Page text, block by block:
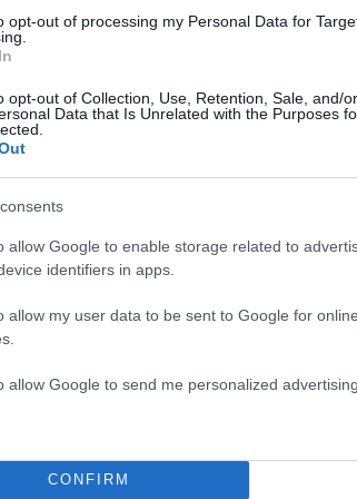
opt-out of processing my Personal Data for
opt-out of Collection, Use, Retention, Sale, and/
Data that Is Unrelated with the Purposes
allow Google to enable storage related to
identifiers in apps.
allow my user data to be sent to Google for
allow Google to send me personalized advertising.
CONFIRM
υιοθετήσει ένα σκυλάκι, τον
σκυλάκι που άφησε ιστορία στη
είχα ποτέ αγκαλιά, δεν της άρεσε.